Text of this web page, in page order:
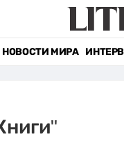
НОВОСТИ МИРА